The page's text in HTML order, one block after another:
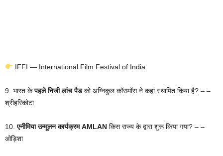
IFFI — International Film Festival of India.
9. भारत केपहले निजी लांच पैडको अग्निकुल कॉसमॉस ने कहां स्थापित किया है? – –
श्रीहरिकोटा
10.एनीमिया उन्मूलन कार्यक्रम AMLAN किस राज्य के द्वारा शुरू किया गया? – –
ओड़िशा